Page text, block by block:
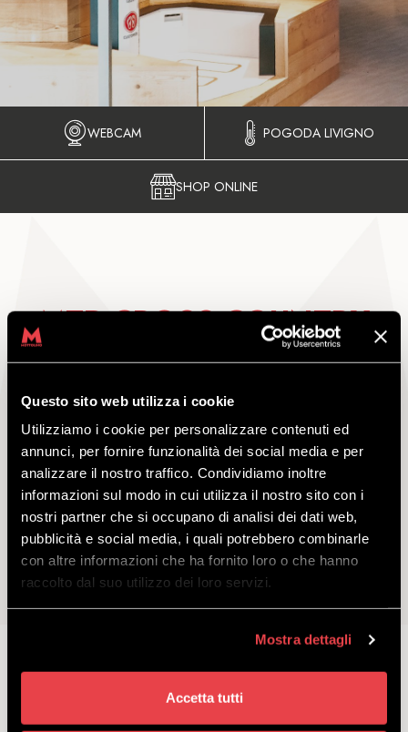
Questo sito web utilizza i cookie
Utilizziamo i cookie per personalizzare contenuti ed
annunci, per fornire funzionalità dei social media e per
analizzare il nostro traffico. Condividiamo inoltre
informazioni sul modo in cui utilizza il nostro sito con i
nostri partner che si occupano di analisi dei dati web,
pubblicità e social media, i quali potrebbero combinarle
con altre informazioni che ha fornito loro o che hanno
raccolto dal suo utilizzo dei loro servizi.
Mostra dettagli
Accetta tutti
WEBCAM POGODA LIVIGNO
SHOP ONLINE
MTB CROSS COUNTRY
PREMIUM
MTB CROSS COUNTRY
SUPERCALIBER 9.8 GX
ODKRYĆ
Nasz rower MTB XC zapewnia świetne osiągi na
najbardziej techniczne. Dostępny w rozmiarach S-M-
L-XL.